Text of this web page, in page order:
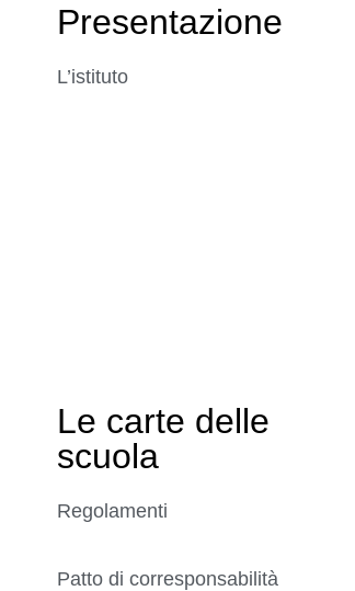
Presentazione
L’istituto
Le carte delle
scuola
Regolamenti
Patto di corresponsabilità